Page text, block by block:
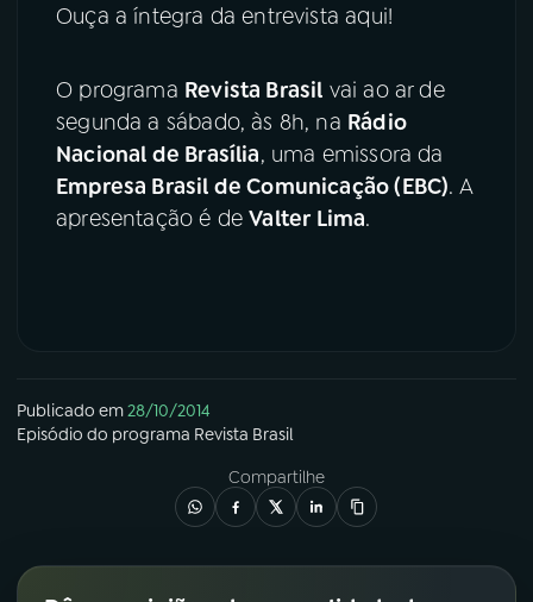
Ouça a íntegra da entrevista aqui!
O programa Revista Brasil vai ao ar de
segunda a sábado, às 8h, na Rádio
Nacional de Brasília, uma emissora da
Empresa Brasil de Comunicação (EBC). A
apresentação é deValter Lima.
Publicado em28/10/2014
Episódio do programa Revista Brasil
Compartilhe